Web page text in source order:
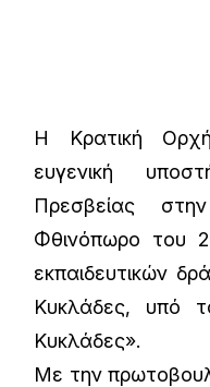
Η Κρατική
ευγενική
Πρεσβείας
Φθινόπωρο του
εκπαιδευτικών
Κυκλάδες, υπό
Κυκλάδες».
Με την